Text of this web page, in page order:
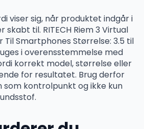
viser sig, når produktet indgår i
skabt til. RITECH Riem 3 Virtual
Til Smartphones Størrelse: 3.5 til
i overensstemmelse med
korrekt model, størrelse eller
for resultatet. Brug derfor
som kontrolpunkt og ikke kun